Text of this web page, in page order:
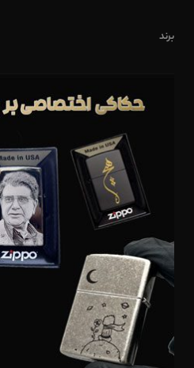
برند